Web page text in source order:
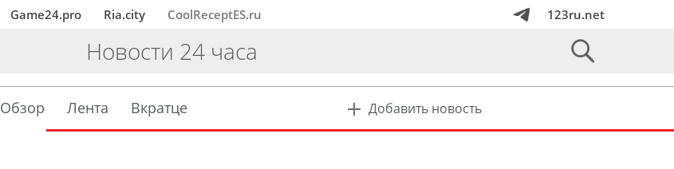
Game24.pro Ria.city CoolReceptES.ru 123ru.net
Новости 24 часа
Обзор Лента Вкратце Добавить новость